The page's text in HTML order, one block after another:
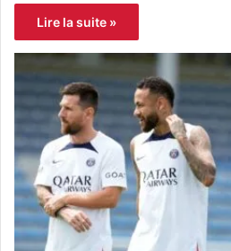
Lire la suite »